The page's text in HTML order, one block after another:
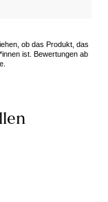
ob das Produkt, das
ist. Bewertungen ab